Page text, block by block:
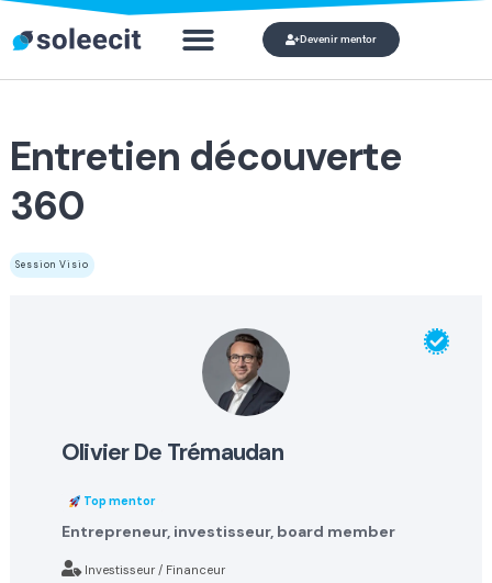
Devenir mentor
Entretien découverte
360
Session Visio
olivier de trémaudan
Top mentor
Entrepreneur, investisseur, board member
Investisseur / Financeur